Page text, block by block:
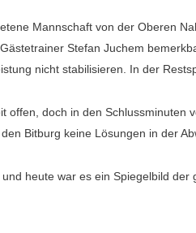
Mannschaft von der Oberen
Stefan Juchem
nicht stabilisieren. In der
offen, doch in den
Bitburg keine Lösungen in der
heute war es ein Spiegelbild